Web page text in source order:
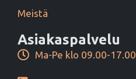
Meistä
Asiakaspalvelu
Ma-Pe klo 09.00-17.00